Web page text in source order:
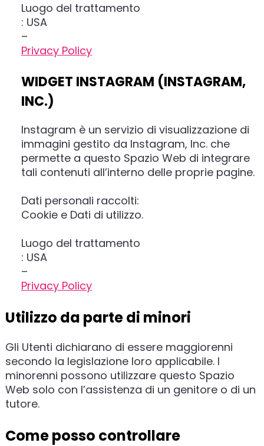
Luogo del trattamento
: USA
–
Privacy Policy
WIDGET INSTAGRAM (INSTAGRAM,
INC.)
Instagram è un servizio di visualizzazione di
immagini gestito da Instagram, Inc. che
permette a questo Spazio Web di integrare
tali contenuti all’interno delle proprie pagine.
Dati personali raccolti:
Cookie e Dati di utilizzo.
Luogo del trattamento
: USA
–
Privacy Policy
Utilizzo da parte di minori
Gli Utenti dichiarano di essere maggiorenni
secondo la legislazione loro applicabile. I
minorenni possono utilizzare questo Spazio
Web solo con l’assistenza di un genitore o di un
tutore.
Come posso controllare